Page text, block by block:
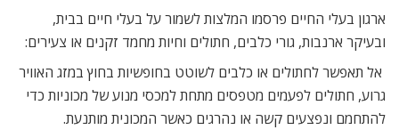
ארגון בעלי החיים פרסמו המלצות לשמור על בעלי חיים בבית,
ובעיקר ארנבות, גורי כלבים, חתולים וחיות מחמד זקנים או צעירים:
 אל תאפשר לחתולים או כלבים לשוטט בחופשיות בחוץ במזג האוויר
גרוע, חתולים לפעמים מטפסים מתחת למכסי מנוע של מכוניות כדי
להתחמם ונפצעים קשה או נהרגים כאשר המכונית מותנעת.